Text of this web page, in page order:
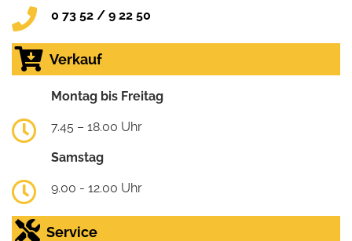
0 73 52 / 9 22 50
Verkauf
Montag bis Freitag
7.45 – 18.00 Uhr
Samstag
9.00 - 12.00 Uhr
Service